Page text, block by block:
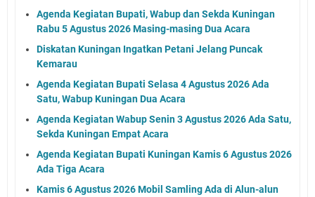
Agenda Kegiatan Bupati, Wabup dan Sekda Kuningan
Rabu 5 Agustus 2026 Masing-masing Dua Acara
Diskatan Kuningan Ingatkan Petani Jelang Puncak
Kemarau
Agenda Kegiatan Bupati Selasa 4 Agustus 2026 Ada
Satu, Wabup Kuningan Dua Acara
Agenda Kegiatan Wabup Senin 3 Agustus 2026 Ada Satu,
Sekda Kuningan Empat Acara
Agenda Kegiatan Bupati Kuningan Kamis 6 Agustus 2026
Ada Tiga Acara
Kamis 6 Agustus 2026 Mobil Samling Ada di Alun-alun